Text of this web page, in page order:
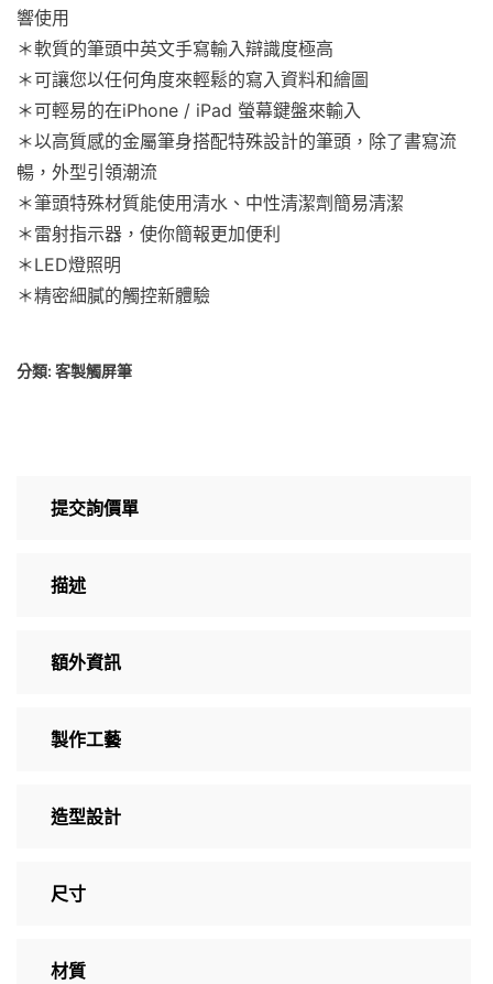
響使用
＊軟質的筆頭中英文手寫輸入辯識度極高
＊可讓您以任何角度來輕鬆的寫入資料和繪圖
＊可輕易的在iPhone / iPad 螢幕鍵盤來輸入
＊以高質感的金屬筆身搭配特殊設計的筆頭，除了書寫流
暢，外型引領潮流
＊筆頭特殊材質能使用清水、中性清潔劑簡易清潔
＊雷射指示器，使你簡報更加便利
＊LED燈照明
＊精密細膩的觸控新體驗
分類: 客製觸屏筆
提交詢價單
描述
額外資訊
製作工藝
造型設計
尺寸
材質